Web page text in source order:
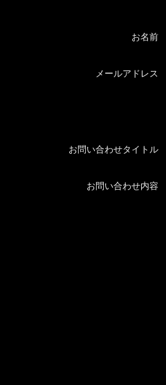
お名前
メールアドレス
お問い合わせタイトル
お問い合わせ内容